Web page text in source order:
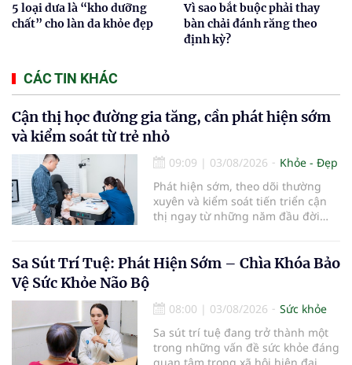
5 loại dưa là “kho dưỡng
chất” cho làn da khỏe đẹp
Vì sao bắt buộc phải thay
bàn chải đánh răng theo
định kỳ?
CÁC TIN KHÁC
Cận thị học đường gia tăng, cần phát hiện sớm
và kiểm soát từ trẻ nhỏ
09:09 | 03/08/2026
Khỏe - Đẹp
Phát hiện sớm, theo dõi thường
xuyên và kiểm soát tiến triển cận
thị ngay từ những năm đầu đời
trẻ. Đây cũng là định hướng của
Trung tâm Nhãn nhi và Kiểm soát
Đô đưa vào hoạt động ngày 1/8.
Sa Sút Trí Tuệ: Phát Hiện Sớm – Chìa Khóa Bảo
Vệ Sức Khỏe Não Bộ
08:00 | 03/08/2026
Sức khỏe
Sa sút trí tuệ đang trở thành một
trong những vấn đề sức khỏe đáng